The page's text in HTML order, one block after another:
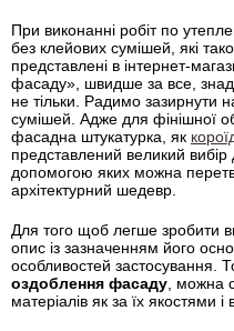
При виконанні робіт по
без клейових сумішей, які
представлені в інтернет-
фасаду», швидше за все,
не тільки. Радимо зазирнути
сумішей. Адже для фінішної
фасадна штукатурка, як
представлений великий
допомогою яких можна
архітектурний шедевр.
Для того щоб легше зробити
опис із зазначенням його
особливостей застосування.
оздоблення фасаду , можна
матеріалів як за їх якостями